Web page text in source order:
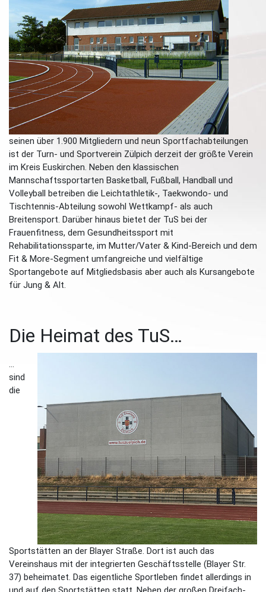
seinen über 1.900 Mitgliedern und neun Sportfachabteilungen
ist der Turn- und Sportverein Zülpich derzeit der größte Verein
im Kreis Euskirchen. Neben den klassischen
Mannschaftssportarten Basketball, Fußball, Handball und
Volleyball betreiben die Leichtathletik-, Taekwondo- und
Tischtennis-Abteilung sowohl Wettkampf- als auch
Breitensport. Darüber hinaus bietet der TuS bei der
Frauenfitness, dem Gesundheitssport mit
Rehabilitationssparte, im Mutter/Vater & Kind-Bereich und dem
Fit & More-Segment umfangreiche und vielfältige
Sportangebote auf Mitgliedsbasis aber auch als Kursangebote
für Jung & Alt.
Die Heimat des TuS…
…
sind
die
Sportstätten an der Blayer Straße. Dort ist auch das
Vereinshaus mit der integrierten Geschäftsstelle (Blayer Str.
37) beheimatet. Das eigentliche Sportleben findet allerdings in